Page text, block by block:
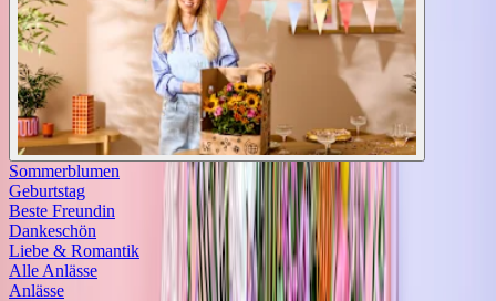
Sommerblumen
Geburtstag
Beste Freundin
Dankeschön
Liebe & Romantik
Alle Anlässe
Anlässe